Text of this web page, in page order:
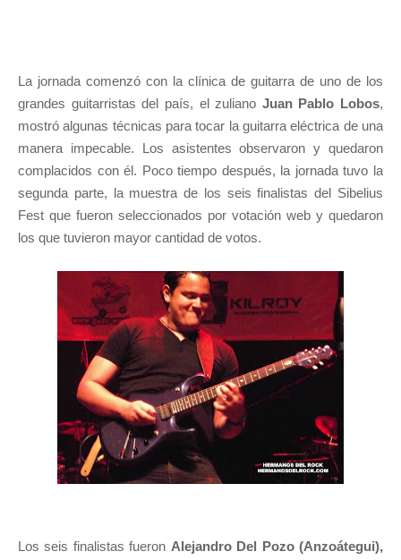
La jornada comenzó con la clínica de guitarra de uno de los
grandes guitarristas del país, el zuliano Juan Pablo Lobos,
mostró algunas técnicas para tocar la guitarra eléctrica de una
manera impecable. Los asistentes observaron y quedaron
complacidos con él. Poco tiempo después, la jornada tuvo la
segunda parte, la muestra de los seis finalistas del Sibelius
Fest que fueron seleccionados por votación web y quedaron
los que tuvieron mayor cantidad de votos.
Los seis finalistas fueron Alejandro Del Pozo (Anzoátegui),